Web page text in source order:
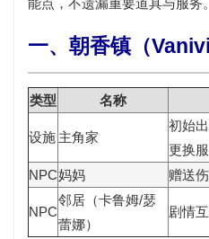
能点，不遗漏重要道具与服务。
一、朝香镇（
类型 名称
设施 主角家
初始
更换
NPC妈妈 赠送
NPC
邻居（卡鲁姆/瑟
蕾娜）
剧情